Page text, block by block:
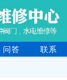
问答 联系